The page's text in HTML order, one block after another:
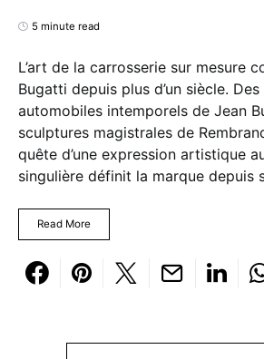
5 minute read
L’art de la carrosserie sur mesure
Bugatti depuis plus d’un siècle.
automobiles intemporels de Jean
sculptures magistrales de
quête d’une expression artistique
singulière définit la marque depuis
Read More